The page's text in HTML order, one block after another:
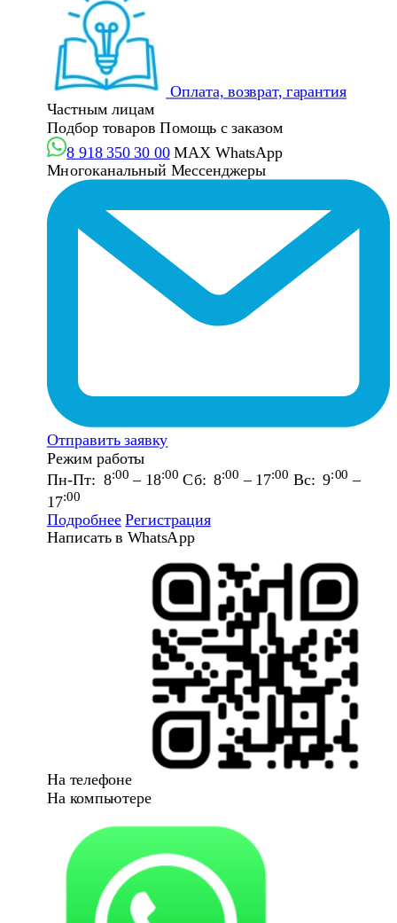
Оплата, возврат, гарантия
Частным лицам
Подбор товаров Помощь с заказом
8 918 350 30 00 MAX WhatsApp
Многоканальный Мессенджеры
Отправить заявку
Режим работы
Пн-Пт: 8:00 – 18:00 Сб: 8:00 – 17:00 Вс: 9:00 –
17:00
Подробнее Регистрация
Написать в WhatsApp
На телефоне
На компьютере